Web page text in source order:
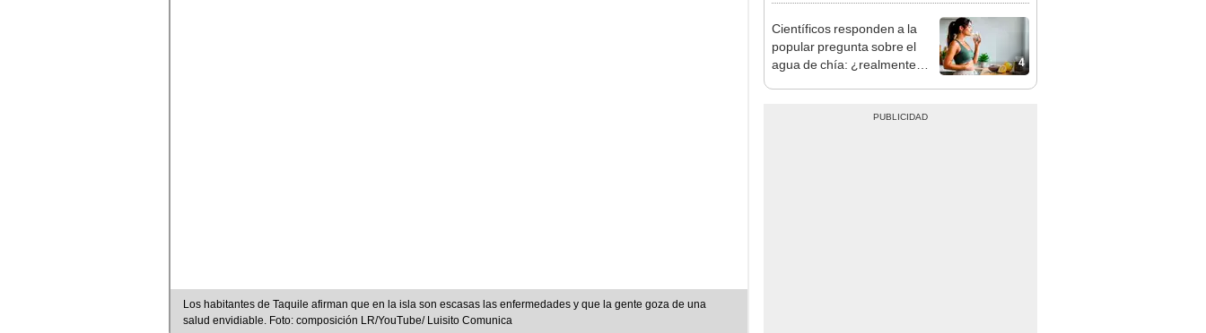
Los habitantes de Taquile afirman que en la isla son escasas las enfermedades y que la gente goza de una
salud envidiable. Foto: composición LR/YouTube/ Luisito Comunica
4
Científicos responden a la
popular pregunta sobre el
agua de chía: ¿realmente